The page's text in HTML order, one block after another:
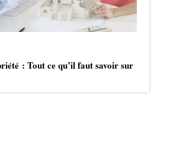
: Tout ce qu’il faut savoir sur